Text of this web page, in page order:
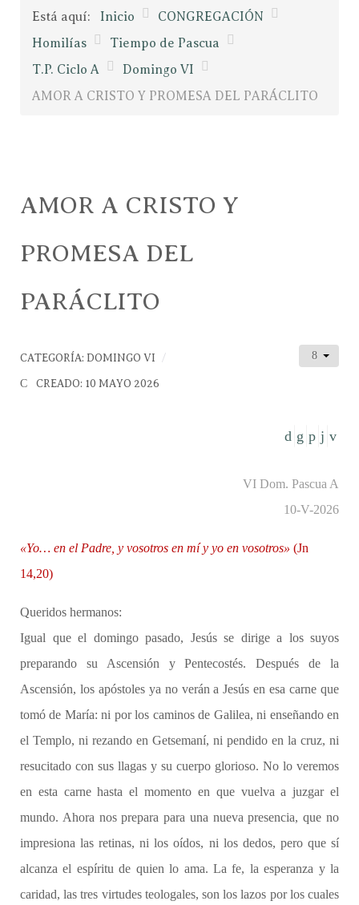
Está aquí: Inicio
CONGREGACIÓN
Homilías
Tiempo de Pascua
T.P. Ciclo A
Domingo VI
AMOR A CRISTO Y PROMESA DEL PARÁCLITO
AMOR A CRISTO Y
PROMESA DEL
PARÁCLITO
CATEGORÍA: DOMINGO VI
CREADO: 10 MAYO 2026
VI Dom. Pascua A
10-V-2026
«Yo… en el Padre, y vosotros en mí y yo en vosotros» (Jn
14,20)
Queridos hermanos:
Igual que el domingo pasado, Jesús se dirige a los suyos
preparando su Ascensión y Pentecostés. Después de la
Ascensión, los apóstoles ya no verán a Jesús en esa carne que
tomó de María: ni por los caminos de Galilea, ni enseñando en
el Templo, ni rezando en Getsemaní, ni pendido en la cruz, ni
resucitado con sus llagas y su cuerpo glorioso. No lo veremos
en esta carne hasta el momento en que vuelva a juzgar el
mundo. Ahora nos prepara para una nueva presencia, que no
impresiona las retinas, ni los oídos, ni los dedos, pero que sí
alcanza el espíritu de quien lo ama. La fe, la esperanza y la
caridad, las tres virtudes teologales, son los lazos por los cuales